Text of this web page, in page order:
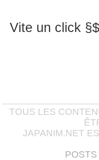
Vite un click
TOUS LES
JAPANIM.NET
POSTS